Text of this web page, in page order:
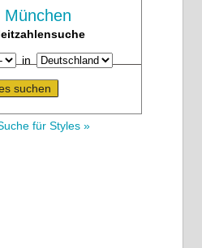
München
in
für Styles »